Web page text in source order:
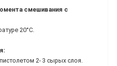
смешивания с
20°С.
2- 3 сырых слоя.